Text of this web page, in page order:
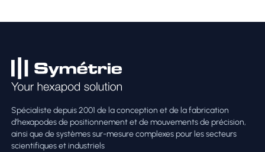
Spécialiste depuis 2001 de la conception et de la fabrication
d’hexapodes de positionnement et de mouvements de précision,
ainsi que de systèmes sur-mesure complexes pour les secteurs
scientifiques et industriels